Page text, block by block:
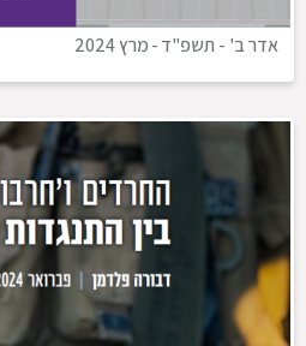
אדר ב' - תשפ"ד-מרץ 2024